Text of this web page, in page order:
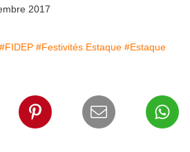
2017
#FIDEP #Festivités Estaque #Estaque